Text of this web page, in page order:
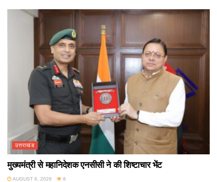
उत्तराखंड
मुख्यमंत्री से महानिदेशक एनसीसी ने की शिष्टाचार भेंट
AUGUST 6, 2026 8